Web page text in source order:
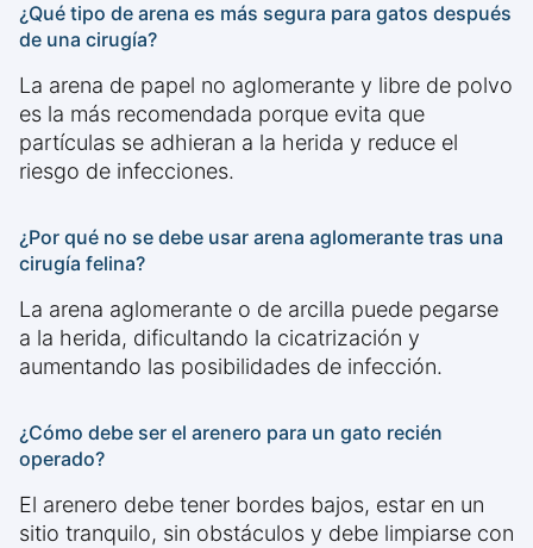
¿Qué tipo de arena es más segura para gatos después
de una cirugía?
La arena de papel no aglomerante y libre de polvo
es la más recomendada porque evita que
partículas se adhieran a la herida y reduce el
riesgo de infecciones.
¿Por qué no se debe usar arena aglomerante tras una
cirugía felina?
La arena aglomerante o de arcilla puede pegarse
a la herida, dificultando la cicatrización y
aumentando las posibilidades de infección.
¿Cómo debe ser el arenero para un gato recién
operado?
El arenero debe tener bordes bajos, estar en un
sitio tranquilo, sin obstáculos y debe limpiarse con